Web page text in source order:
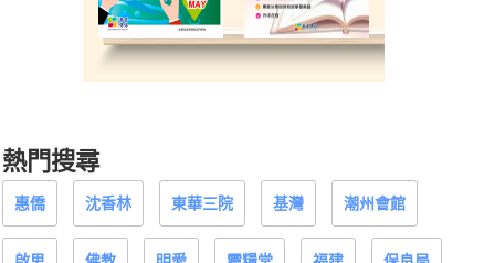
熱門搜尋
惠僑 沈香林 東華三院 基灣 潮州會館